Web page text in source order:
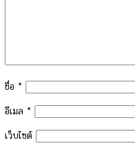
ชื่อ *
อีเมล *
เว็บไซต์